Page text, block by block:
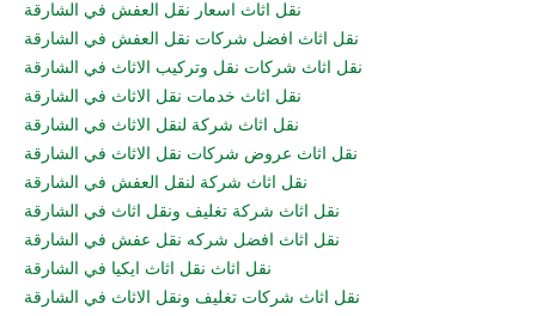
نقل اثاث اسعار نقل العفش في الشارقة
نقل اثاث افضل شركات نقل العفش في الشارقة
نقل اثاث شركات نقل وتركيب الاثاث في الشارقة
نقل اثاث خدمات نقل الاثاث في الشارقة
نقل اثاث شركة لنقل الاثاث في الشارقة
نقل اثاث عروض شركات نقل الاثاث في الشارقة
نقل اثاث شركة لنقل العفش في الشارقة
نقل اثاث شركة تغليف ونقل اثاث في الشارقة
نقل اثاث افضل شركه نقل عفش في الشارقة
نقل اثاث نقل اثاث ايكيا في الشارقة
نقل اثاث شركات تغليف ونقل الاثاث في الشارقة